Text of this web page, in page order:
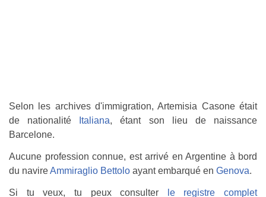
Selon les archives d'immigration, Artemisia Casone était
de nationalité
Italiana, étant son lieu de naissance
Barcelone.
Aucune profession connue, est arrivé en Argentine à bord
du navireAmmiraglio Bettolo ayant embarqué en Genova.
Si tu veux, tu peux consulter
le registre complet